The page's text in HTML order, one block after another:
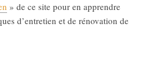
» de ce site pour en apprendre
d’entretien et de rénovation de